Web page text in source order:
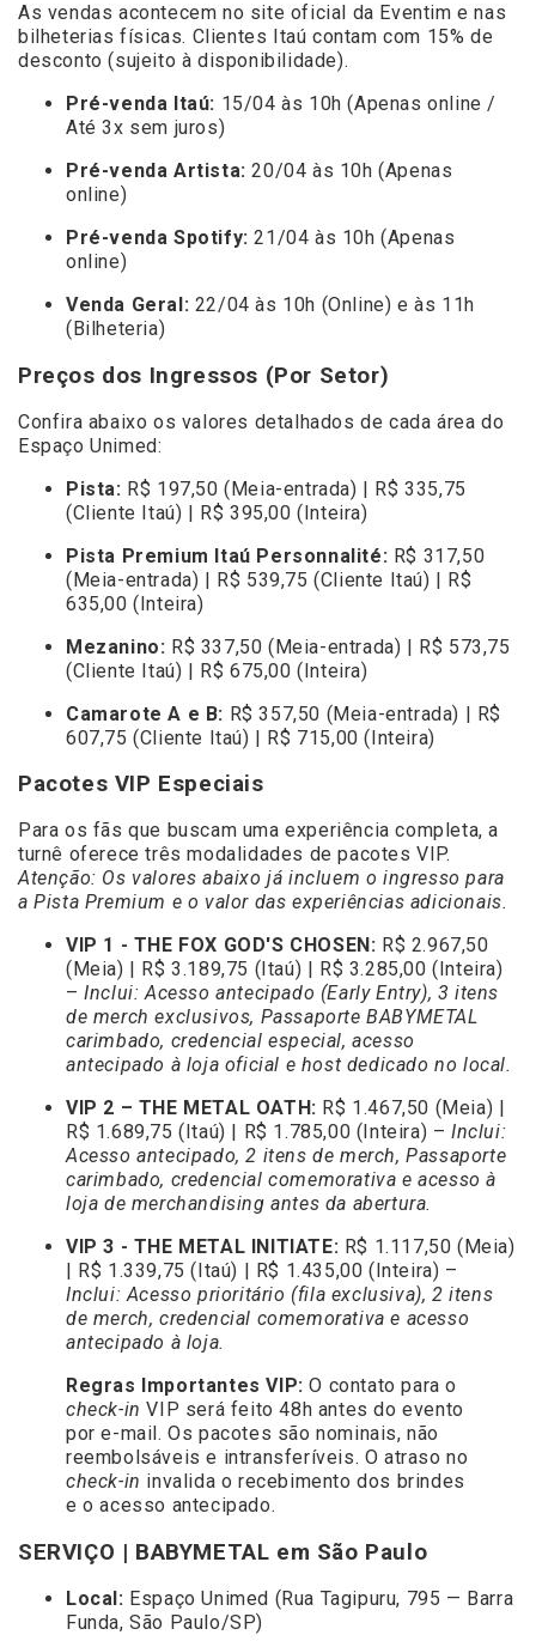
As vendas acontecem no site oficial da Eventim e nas
bilheterias físicas. Clientes Itaú contam com 15% de
desconto (sujeito à disponibilidade).
Pré-venda Itaú: 15/04 às 10h (Apenas online /
Até 3x sem juros)
Pré-venda Artista: 20/04 às 10h (Apenas
online)
Pré-venda Spotify: 21/04 às 10h (Apenas
online)
Venda Geral: 22/04 às 10h (Online) e às 11h
(Bilheteria)
Preços dos Ingressos (Por Setor)
Confira abaixo os valores detalhados de cada área do
Espaço Unimed:
Pista: R$ 197,50 (Meia-entrada) | R$ 335,75
(Cliente Itaú) | R$ 395,00 (Inteira)
Pista Premium Itaú Personnalité: R$ 317,50
(Meia-entrada) | R$ 539,75 (Cliente Itaú) | R$
635,00 (Inteira)
Mezanino: R$ 337,50 (Meia-entrada) | R$ 573,75
(Cliente Itaú) | R$ 675,00 (Inteira)
Camarote A e B: R$ 357,50 (Meia-entrada) | R$
607,75 (Cliente Itaú) | R$ 715,00 (Inteira)
Pacotes VIP Especiais
Para os fãs que buscam uma experiência completa, a
turnê oferece três modalidades de pacotes VIP.
Atenção: Os valores abaixo já incluem o ingresso para
a Pista Premium e o valor das experiências adicionais.
VIP 1 - THE FOX GOD'S CHOSEN: R$ 2.967,50
(Meia) | R$ 3.189,75 (Itaú) | R$ 3.285,00 (Inteira)
–Inclui: Acesso antecipado (Early Entry), 3 itens
de merch exclusivos, Passaporte BABYMETAL
carimbado, credencial especial, acesso
antecipado à loja oficial e host dedicado no local.
VIP 2 – THE METAL OATH: R$ 1.467,50 (Meia) |
R$ 1.689,75 (Itaú) | R$ 1.785,00 (Inteira) –Inclui:
Acesso antecipado, 2 itens de merch, Passaporte
carimbado, credencial comemorativa e acesso à
loja de merchandising antes da abertura.
VIP 3 - THE METAL INITIATE: R$ 1.117,50 (Meia)
| R$ 1.339,75 (Itaú) | R$ 1.435,00 (Inteira) –
Inclui: Acesso prioritário (fila exclusiva), 2 itens
de merch, credencial comemorativa e acesso
antecipado à loja.
Regras Importantes VIP: O contato para o
check-in VIP será feito 48h antes do evento
por e-mail. Os pacotes são nominais, não
reembolsáveis e intransferíveis. O atraso no
check-in invalida o recebimento dos brindes
e o acesso antecipado.
SERVIÇO | BABYMETAL em São Paulo
Local: Espaço Unimed (Rua Tagipuru, 795 — Barra
Funda, São Paulo/SP)